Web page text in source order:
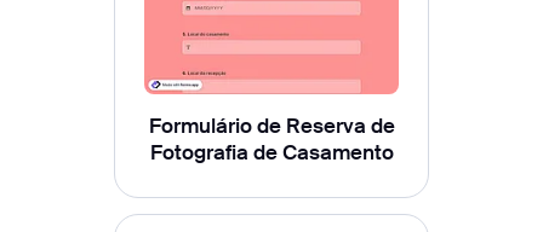
Formulário de Reserva de
Fotografia de Casamento